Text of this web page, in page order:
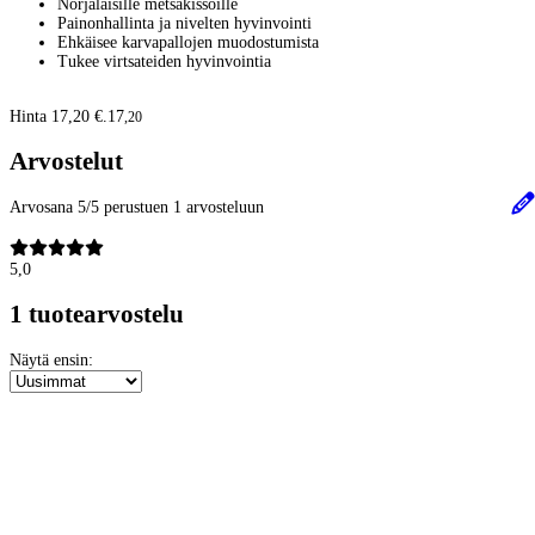
Norjalaisille metsäkissoille
Painonhallinta ja nivelten hyvinvointi
Ehkäisee karvapallojen muodostumista
Tukee virtsateiden hyvinvointia
Hinta 17,20 €.17,20
Arvostelut
Arvosana 5/5 perustuen 1 arvosteluun
5,0
1 tuotearvostelu
Näytä ensin: